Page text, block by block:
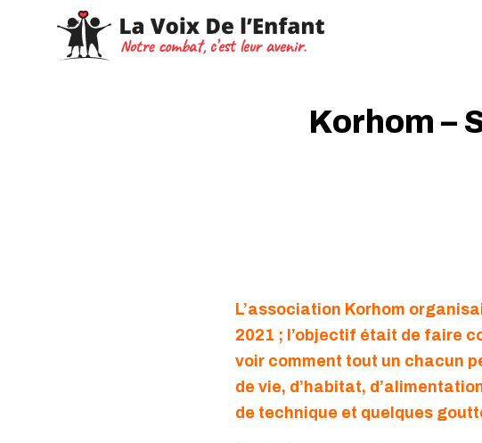
Korhom –
L’association Korhom
2021 ; l’objectif était de faire
voir comment tout un chacun
de vie, d’habitat,
de technique et quelques